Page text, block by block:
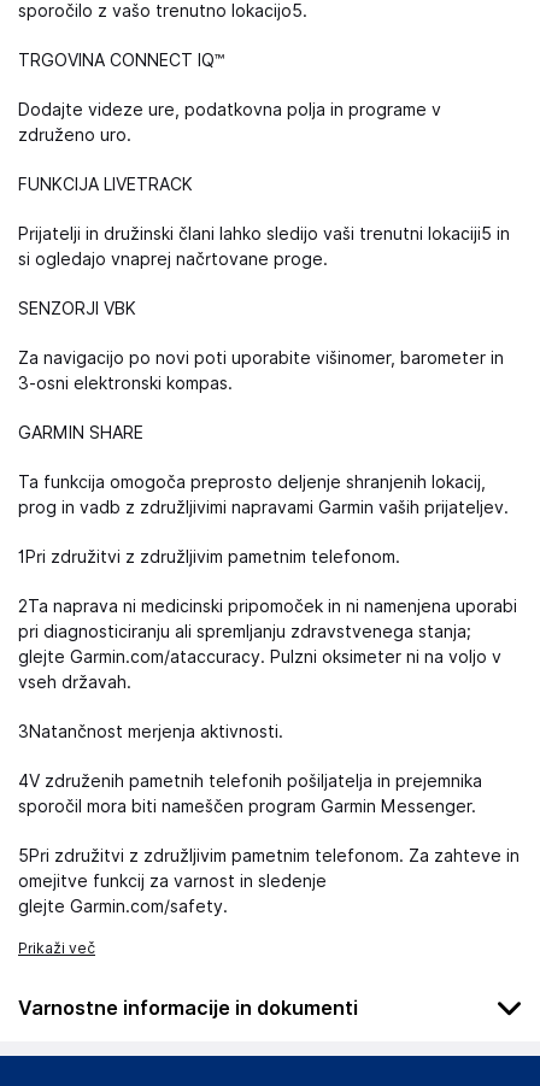
sporočilo z vašo trenutno lokacijo5.
TRGOVINA CONNECT IQ™
Dodajte videze ure, podatkovna polja in programe v
združeno uro.
FUNKCIJA LIVETRACK
Prijatelji in družinski člani lahko sledijo vaši trenutni lokaciji5 in
si ogledajo vnaprej načrtovane proge.
SENZORJI VBK
Za navigacijo po novi poti uporabite višinomer, barometer in
3-osni elektronski kompas.
GARMIN SHARE
Ta funkcija omogoča preprosto deljenje shranjenih lokacij,
prog in vadb z združljivimi napravami Garmin vaših prijateljev.
1Pri združitvi z združljivim pametnim telefonom.
2Ta naprava ni medicinski pripomoček in ni namenjena uporabi
pri diagnosticiranju ali spremljanju zdravstvenega stanja;
glejte Garmin.com/ataccuracy. Pulzni oksimeter ni na voljo v
vseh državah.
3Natančnost merjenja aktivnosti.
4V združenih pametnih telefonih pošiljatelja in prejemnika
sporočil mora biti nameščen program Garmin Messenger.
5Pri združitvi z združljivim pametnim telefonom. Za zahteve in
omejitve funkcij za varnost in sledenje
glejte Garmin.com/safety.
Prikaži več
Varnostne informacije in dokumenti
Podatki o proizvajalcu